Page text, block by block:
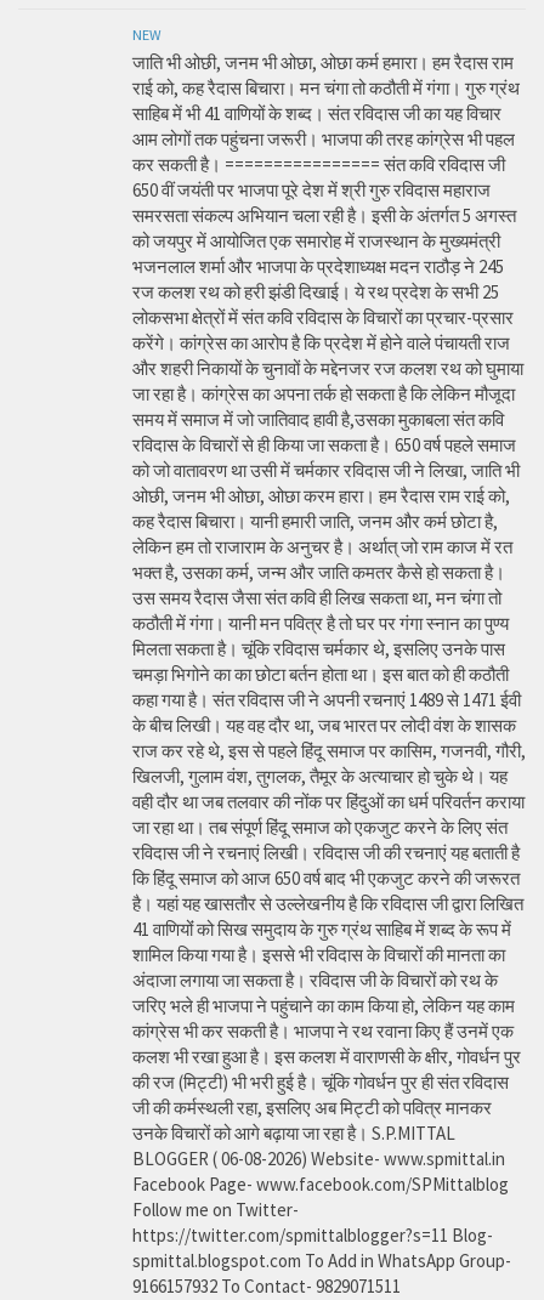
NEW
जाति भी ओछी, जनम भी ओछा, ओछा कर्म हमारा। हम रैदास राम
राई को, कह रैदास बिचारा। मन चंगा तो कठौती में गंगा। गुरु ग्रंथ
साहिब में भी 41 वाणियों के शब्द। संत रविदास जी का यह विचार
आम लोगों तक पहुंचना जरूरी। भाजपा की तरह कांग्रेस भी पहल
कर सकती है। ================ संत कवि रविदास जी
650 वीं जयंती पर भाजपा पूरे देश में श्री गुरु रविदास महाराज
समरसता संकल्प अभियान चला रही है। इसी के अंतर्गत 5 अगस्त
को जयपुर में आयोजित एक समारोह में राजस्थान के मुख्यमंत्री
भजनलाल शर्मा और भाजपा के प्रदेशाध्यक्ष मदन राठौड़ ने 245
रज कलश रथ को हरी झंडी दिखाई। ये रथ प्रदेश के सभी 25
लोकसभा क्षेत्रों में संत कवि रविदास के विचारों का प्रचार-प्रसार
करेंगे। कांग्रेस का आरोप है कि प्रदेश में होने वाले पंचायती राज
और शहरी निकायों के चुनावों के मद्देनजर रज कलश रथ को घुमाया
जा रहा है। कांग्रेस का अपना तर्क हो सकता है कि लेकिन मौजूदा
समय में समाज में जो जातिवाद हावी है,उसका मुकाबला संत कवि
रविदास के विचारों से ही किया जा सकता है। 650 वर्ष पहले समाज
को जो वातावरण था उसी में चर्मकार रविदास जी ने लिखा, जाति भी
ओछी, जनम भी ओछा, ओछा करम हारा। हम रैदास राम राई को,
कह रैदास बिचारा। यानी हमारी जाति, जनम और कर्म छोटा है,
लेकिन हम तो राजाराम के अनुचर है। अर्थात् जो राम काज में रत
भक्त है, उसका कर्म, जन्म और जाति कमतर कैसे हो सकता है।
उस समय रैदास जैसा संत कवि ही लिख सकता था, मन चंगा तो
कठौती में गंगा। यानी मन पवित्र है तो घर पर गंगा स्नान का पुण्य
मिलता सकता है। चूंकि रविदास चर्मकार थे, इसलिए उनके पास
चमड़ा भिगोने का का छोटा बर्तन होता था। इस बात को ही कठौती
कहा गया है। संत रविदास जी ने अपनी रचनाएं 1489 से 1471 ईवी
के बीच लिखी। यह वह दौर था, जब भारत पर लोदी वंश के शासक
राज कर रहे थे, इस से पहले हिंदू समाज पर कासिम, गजनवी, गौरी,
खिलजी, गुलाम वंश, तुगलक, तैमूर के अत्याचार हो चुके थे। यह
वही दौर था जब तलवार की नोंक पर हिंदुओं का धर्म परिवर्तन कराया
जा रहा था। तब संपूर्ण हिंदू समाज को एकजुट करने के लिए संत
रविदास जी ने रचनाएं लिखी। रविदास जी की रचनाएं यह बताती है
कि हिंदू समाज को आज 650 वर्ष बाद भी एकजुट करने की जरूरत
है। यहां यह खासतौर से उल्लेखनीय है कि रविदास जी द्वारा लिखित
41 वाणियोंं को सिख समुदाय के गुरु ग्रंथ साहिब में शब्द के रूप में
शामिल किया गया है। इससे भी रविदास के विचारों की मानता का
अंदाजा लगाया जा सकता है। रविदास जी के विचारों को रथ के
जरिए भले ही भाजपा ने पहुंचाने का काम किया हो, लेकिन यह काम
कांग्रेस भी कर सकती है। भाजपा ने रथ रवाना किए हैं उनमें एक
कलश भी रखा हुआ है। इस कलश में वाराणसी के क्षीर, गोवर्धन पुर
की रज (मिट्टी) भी भरी हुई है। चूंकि गोवर्धन पुर ही संत रविदास
जी की कर्मस्थली रहा, इसलिए अब मिट्टी को पवित्र मानकर
उनके विचारों को आगे बढ़ाया जा रहा है। S.P.MITTAL
BLOGGER ( 06-08-2026) Website- www.spmittal.in
Facebook Page- www.facebook.com/SPMittalblog
Follow me on Twitter-
https://twitter.com/spmittalblogger?s=11 Blog-
spmittal.blogspot.com To Add in WhatsApp Group-
9166157932 To Contact- 9829071511